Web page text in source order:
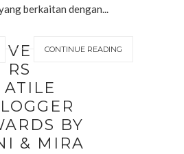
berkaitan dengan...
CONTINUE READING
VE
RS
ATILE
BY
& MIRA